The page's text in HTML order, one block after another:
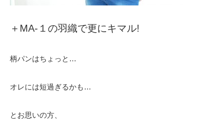
＋MA-１の羽織で更にキマル!
柄パンはちょっと…
オレには短過ぎるかも…
とお思いの方、